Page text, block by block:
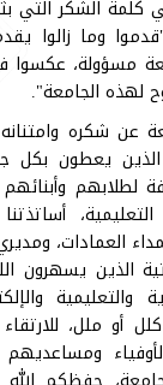
الشكر التي
وما زالوا
مسؤولة، عكسوا
لهذه الجامعة".
عن شكره
الذين يعطون
لطلابهم
العمادات، ومديري
الذين يسهرون
والتعليمية
أو ملل،
ومساعديهم